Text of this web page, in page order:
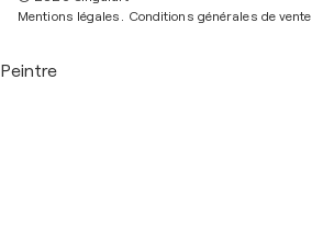
Mentions légales. Conditions générales de vente
Peintre